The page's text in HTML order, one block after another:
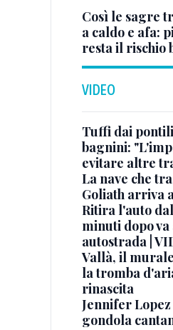
Così le sagre
a caldo e afa:
resta il rischio
VIDEO
Tuffi dai
bagnini:
evitare altre
La nave che
Goliath arriva
Ritira l'auto
minuti dopo
autostrada |
Vallà, il
la tromba
rinascita
Jennifer
gondola